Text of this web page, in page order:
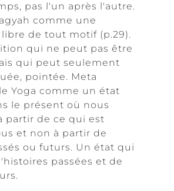
pas l'un après l'autre.
comme une
de tout motif (p.29).
qui ne peut pas être
qui peut seulement
pointée. Meta
Yoga comme un état
le présent où nous
partir de ce qui est
et non à partir de
ou futurs. Un état qui
passées et de